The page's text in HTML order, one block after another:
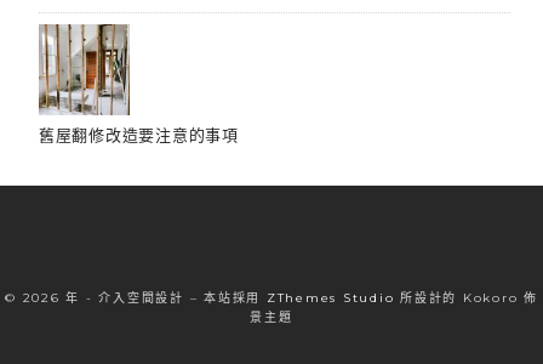
舊屋翻修改造要注意的事項
© 2026 年 - 介入空間設計 –本站採用 ZThemes Studio 所設計的 Kokoro 佈
景主題